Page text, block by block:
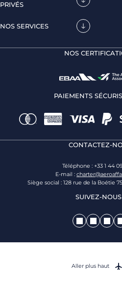
PRIVÉS
NOS SERVICES
NOS
PAIEMENTS
CONTACTEZ-
Téléphone : +33 1 44
E-mail :
Siège social : 128 rue de la Boétie
SUIVEZ-
Aller plus haut